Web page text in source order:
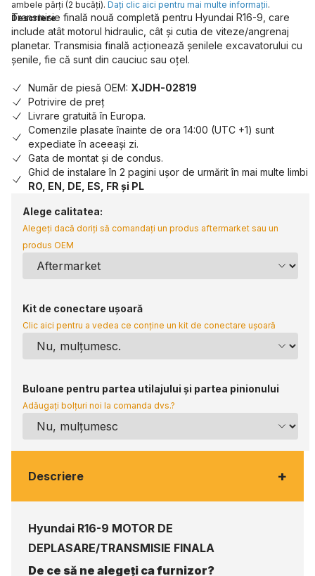
ambele părţi (2 bucăţi). Daţi clic aici pentru mai multe informaţii.
Descriere
Transmisie finală nouă completă pentru Hyundai R16-9, care
include atât motorul hidraulic, cât și cutia de viteze/angrenaj
planetar. Transmisia finală acționează șenilele excavatorului cu
șenile, fie că sunt din cauciuc sau oțel.
Număr de piesă OEM: XJDH-02819
Potrivire de preț
Livrare gratuită în Europa.
Comenzile plasate înainte de ora 14:00 (UTC +1) sunt
expediate în aceeași zi.
Gata de montat și de condus.
Ghid de instalare în 2 pagini ușor de urmărit în mai multe limbi
RO, EN, DE, ES, FR și PL
Alege calitatea:
Alegeți dacă doriți să comandați un produs aftermarket sau un
produs OEM
Kit de conectare ușoară
Clic aici pentru a vedea ce conține un kit de conectare ușoară
Buloane pentru partea utilajului și partea pinionului
Adăugați bolțuri noi la comanda dvs.?
Descriere +
Hyundai R16-9 MOTOR DE
DEPLASARE/TRANSMISIE FINALA
De ce să ne alegeți ca furnizor?